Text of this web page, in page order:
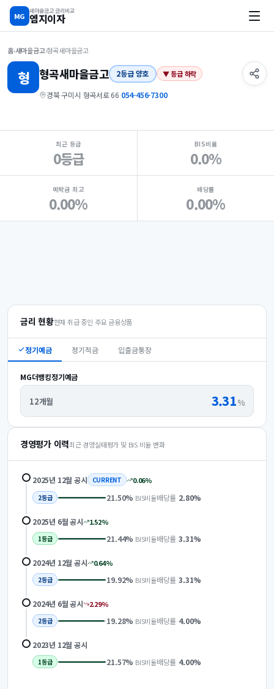
MG
새마을금고 금리비교
엠지이자
홈›새마을금고›형곡새마을금고
형 형곡새마을금고 2등급 양호 ▼ 등급 하락
경북 구미시 형곡서로 66·054-456-7300
지점 핵심 지표 요약
최근 등급
0등급
BIS비율
0.0%
예탁금 최고
0.00%
배당률
0.00%
금리 현황현재 취급 중인 주요 금융상품
정기예금 정기적금 입출금통장
MG더뱅킹정기예금
12개월 3.31%
경영평가 이력최근 경영실태평가 및 BIS 비율 변화
2025년 12월 공시 CURRENT 0.06%
2등급 21.50% BIS비율배당률 2.80%
2025년 6월공시 1.52%
1등급 21.44% BIS비율배당률 3.31%
2024년 12월 공시 0.64%
2등급 19.92% BIS비율배당률 3.31%
2024년 6월공시 2.29%
2등급 19.28% BIS비율배당률 4.00%
2023년 12월 공시
1등급 21.57% BIS비율배당률 4.00%